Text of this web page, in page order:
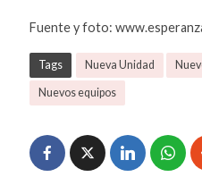
Fuente y foto:
Tags Nueva Unidad
Nuevos equipos